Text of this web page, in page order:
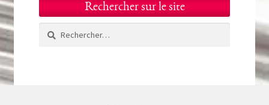
Rechercher sur le site
Rechercher :